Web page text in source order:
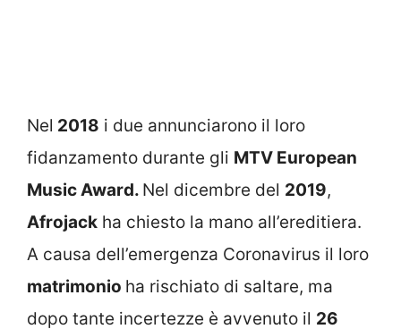
Nel 2018 i due annunciarono il loro
fidanzamento durante gli MTV European
Music Award. Nel dicembre del 2019,
Afrojack ha chiesto la mano all’ereditiera.
A causa dell’emergenza Coronavirus il loro
matrimonio ha rischiato di saltare, ma
dopo tante incertezze è avvenuto il 26